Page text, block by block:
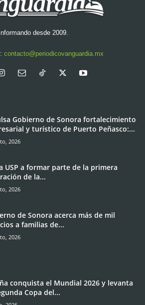
Informando desde 2009.
contacto@periodicovanguardia.mx
Gobierno de Sonora fortalecimiento
y turístico de Puerto Peñasco:...
2026
USP a formar parte de la primera
de la...
2026
de Sonora acerca más de mil
a familias de...
2026
conquista el Mundial 2026 y levanta
Copa del...